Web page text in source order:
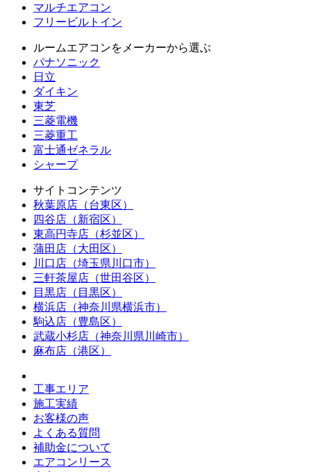
マルチエアコン
フリービルトイン
ルームエアコンをメーカーから選ぶ
パナソニック
日立
ダイキン
東芝
三菱電機
三菱重工
富士通ゼネラル
シャープ
サイトコンテンツ
秋葉原店（台東区）
四谷店（新宿区）
東高円寺店（杉並区）
蒲田店（大田区）
川口店（埼玉県川口市）
三軒茶屋店（世田谷区）
目黒店（目黒区）
横浜店（神奈川県横浜市）
駒込店（豊島区）
武蔵小杉店（神奈川県川崎市）
麻布店（港区）
工事エリア
施工実績
お客様の声
よくある質問
補助金について
エアコンリース